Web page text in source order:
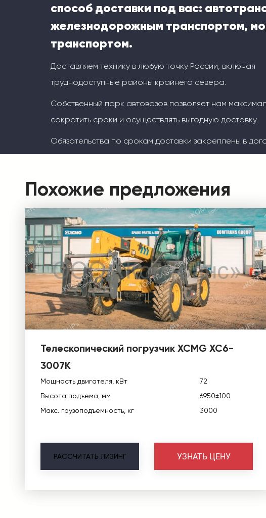
способ доставки под вас:
железнодорожным транспортом,
транспортом.
Доставляем технику в любую точку России, включая
труднодоступные районы крайнего севера.
Собственный парк автовозов позволяет нам
сократить сроки и осуществлять выгодную доставку.
Обязательства по срокам доставки закреплены в
Похожие предложения
Телескопический погрузчик XCMG XC6-
3007K
Мощность двигателя, кВт
72
Высота подъема, мм
6950±100
Макс. грузоподъемность, кг
3000
РАССЧИТАТЬ ЛИЗИНГ УЗНАТЬ ЦЕНУ